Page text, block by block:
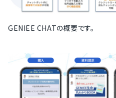
GENIEE CHATの概要です。